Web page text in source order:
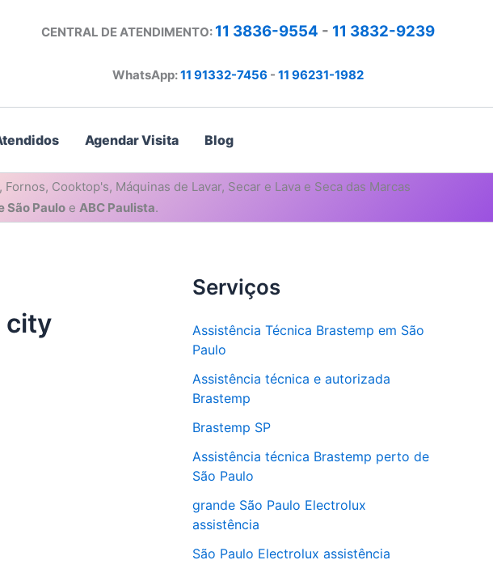
CENTRAL DE ATENDIMENTO: 11 3836-9554 - 11 3832-9239
WhatsApp:11 91332-7456 - 11 96231-1982
Agendar Visita Blog
Cooktop's, Máquinas de Lavar, Secar e Lava e Seca das Marcas
São Pauloe ABC Paulista.
city
Serviços
Assistência Técnica Brastemp em São
Paulo
Assistência técnica e autorizada
Brastemp
Brastemp SP
Assistência técnica Brastemp perto de
São Paulo
grande São Paulo Electrolux
assistência
São Paulo Electrolux assistência